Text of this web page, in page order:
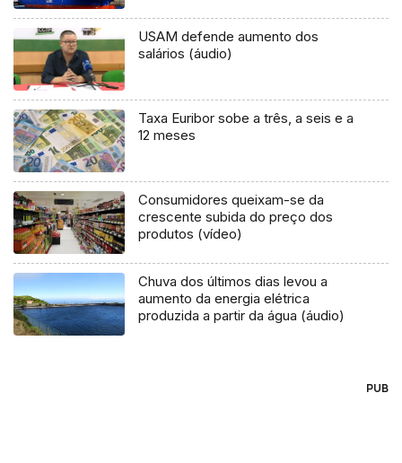
USAM defende aumento dos
salários (áudio)
Taxa Euribor sobe a três, a seis e a
12 meses
Consumidores queixam-se da
crescente subida do preço dos
produtos (vídeo)
Chuva dos últimos dias levou a
aumento da energia elétrica
produzida a partir da água (áudio)
PUB